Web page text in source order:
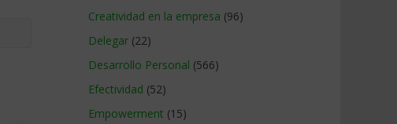
Creatividad en la empresa (96)
Delegar (22)
Desarrollo Personal (566)
Efectividad (52)
Empowerment (15)